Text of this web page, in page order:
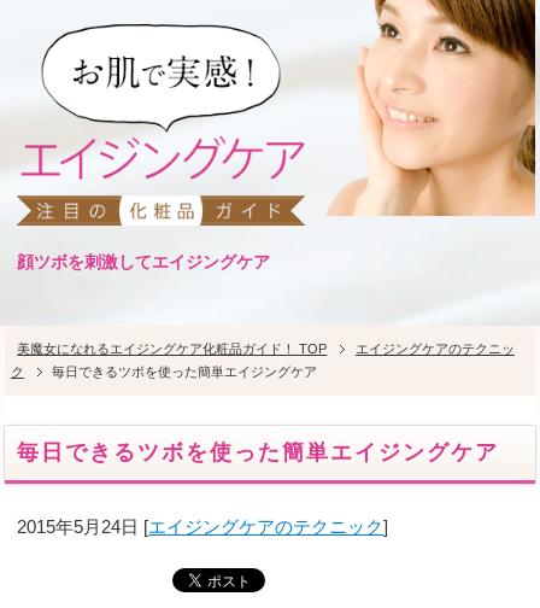
顔ツボを刺激してエイジングケア
美魔女になれるエイジングケア化粧品ガイド！ TOP
エイジングケアのテクニッ
ク
毎日できるツボを使った簡単エイジングケア
毎日できるツボを使った簡単エイジングケア
2015年5月24日 [エイジングケアのテクニック]